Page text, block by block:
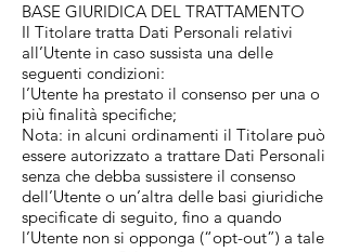
BASE GIURIDICA DEL TRATTAMENTO
Il Titolare tratta Dati Personali relativi
all’Utente in caso sussista una delle
seguenti condizioni:
l’Utente ha prestato il consenso per una o
più finalità specifiche;
Nota: in alcuni ordinamenti il Titolare può
essere autorizzato a trattare Dati Personali
senza che debba sussistere il consenso
dell’Utente o un’altra delle basi giuridiche
specificate di seguito, fino a quando
l’Utente non si opponga (“opt-out”) a tale